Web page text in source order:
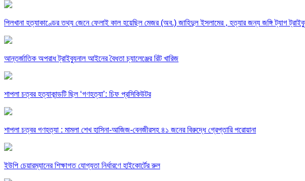
পিলখানা হত্যাকাণ্ডের তথ্য জেনে ফেলাই কাল হয়েছিল মেজর (অব.) জাহিদুল ইসলামের , হত্যার জন্য জঙ্গি ট্যাগ
আন্তর্জাতিক অপরাধ ট্রাইব্যুনাল আইনের বৈধতা চ্যালেঞ্জের রিট খারিজ
শাপলা চত্বর হত্যাকান্ডটি ছিল ‘গণহত্যা’: চিফ প্রসিকিউটর
শাপলা চত্বর গণহত্যা : মামলা শেখ হাসিনা-আজিজ-বেনজীরসহ ৪১ জনের বিরুদ্ধে গ্রেপ্তারি পরোয়ানা
ইউপি চেয়ারম্যানের শিক্ষাগত যোগ্যতা নির্ধারণে হাইকোর্টের রুল